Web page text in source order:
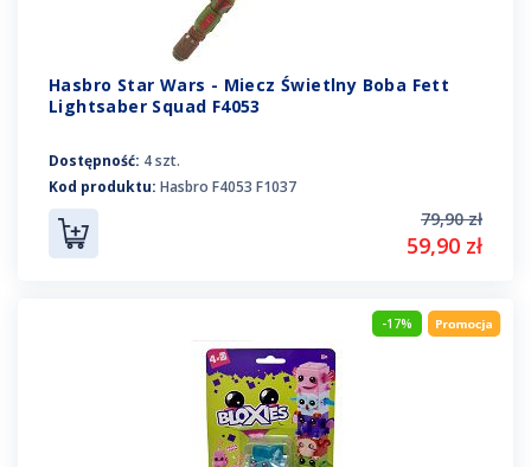
Hasbro Star Wars - Miecz Świetlny Boba Fett
Lightsaber Squad F4053
Dostępność: 4 szt.
Kod produktu: Hasbro F4053 F1037
79,90 zł
59,90 zł
-17%